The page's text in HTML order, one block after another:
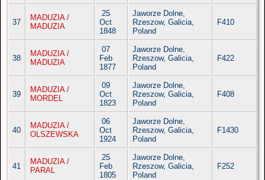
37
MADUZIA /
MADUZIA
25
Oct
1848
Jaworze Dolne,
Rzeszow, Galicia,
Poland
F410
38
MADUZIA /
MADUZIA
07
Feb
1877
Jaworze Dolne,
Rzeszow, Galicia,
Poland
F422
39
MADUZIA /
MORDEL
09
Oct
1823
Jaworze Dolne,
Rzeszow, Galicia,
Poland
F408
40
MADUZIA /
OLSZEWSKA
06
Oct
1924
Jaworze Dolne,
Rzeszow, Galicia,
Poland
F1430
41
MADUZIA /
PARAL
25
Feb
1805
Jaworze Dolne,
Rzeszow, Galicia,
Poland
F252